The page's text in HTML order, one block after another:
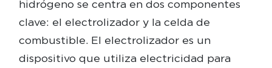
hidrógeno se centra en dos componentes
clave: el electrolizador y la celda de
combustible. El electrolizador es un
dispositivo que utiliza electricidad para